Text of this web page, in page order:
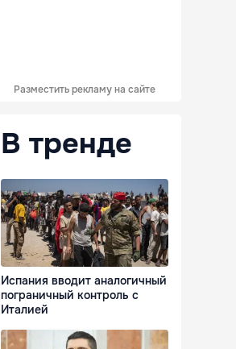
Разместить рекламу на сайте
В тренде
Испания вводит аналогичный
пограничный контроль с
Италией